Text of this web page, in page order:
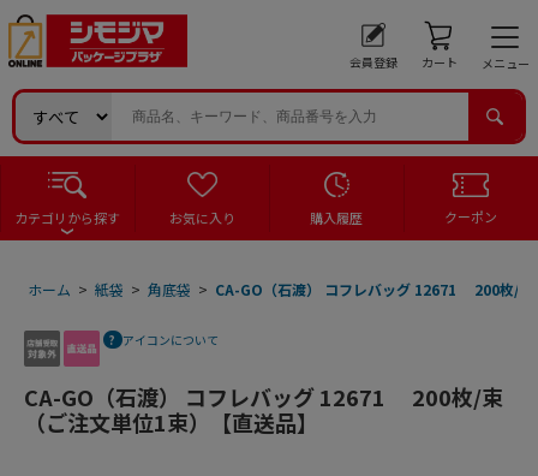
会員登録 カート メニュー
カテゴリから探す お気に入り 購入履歴 クーポン
ホーム > 紙袋 > 角底袋 > CA-GO（石渡） コフレバッグ 12671 200枚/束
アイコンについて
CA-GO（石渡） コフレバッグ 12671 200枚/束
（ご注文単位1束）【直送品】